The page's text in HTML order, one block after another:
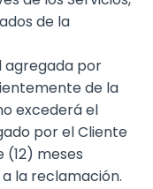
de la
agregada por
de la
excederá el
por el Cliente
(12) meses
la reclamación.